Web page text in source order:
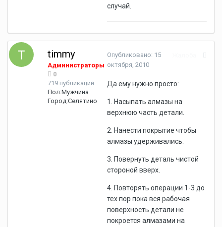
случай.
timmy
Администраторы
0
719 публикаций
Пол:Мужчина
Город:Селятино
Опубликовано: 15
октября, 2010
Да ему нужно просто:
1. Насыпать алмазы на
верхнюю часть детали.
2. Нанести покрытие чтобы
алмазы удерживались.
3. Повернуть деталь чистой
стороной вверх.
4. Повторять операции 1-3 до
тех пор пока вся рабочая
поверхность детали не
покроется алмазами на